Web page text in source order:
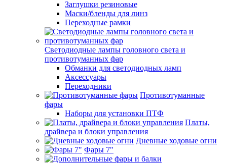
Заглушки резиновые
Маски/бленды для линз
Переходные рамки
Светодиодные лампы головного света и
противотуманных фар
Обманки для светодиодных ламп
Аксессуары
Переходники
Противотуманные
фары
Наборы для установки ПТФ
Платы,
драйвера и блоки управления
Дневные ходовые огни
Фары 7"